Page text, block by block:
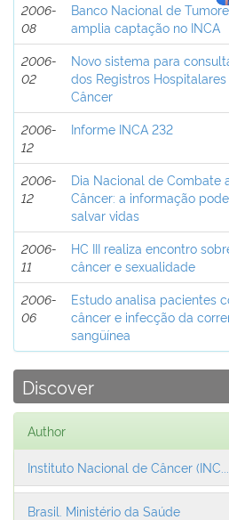
2006-
08
Banco Nacional de
amplia captação no INCA
2006-
02
Novo sistema para
dos Registros
Câncer
2006-
12
Informe INCA 232
2006-
12
Dia Nacional de Combate
Câncer: a informação pode
salvar vidas
2006-
11
HC III realiza encontro
câncer e sexualidade
2006-
06
Estudo analisa pacientes
câncer e infecção da
sangüínea
Discover
Author
Instituto Nacional de Câncer (INC...
Brasil. Ministério da Saúde